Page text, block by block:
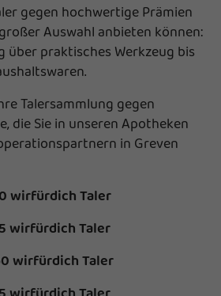
gegen hochwertige Prämien
Auswahl anbieten können:
über praktisches Werkzeug bis
Talersammlung gegen
die Sie in unseren Apotheken
in Greven
wirfürdich Taler
wirfürdich Taler
wirfürdich Taler